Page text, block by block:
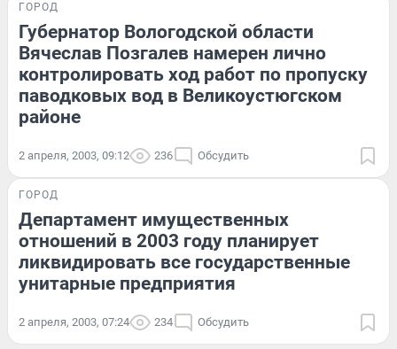
ГОРОД
Губернатор Вологодской области
Вячеслав Позгалев намерен лично
контролировать ход работ по пропуску
паводковых вод в Великоустюгском
районе
2 апреля, 2003, 09:12 236 Обсудить
ГОРОД
Департамент имущественных
отношений в 2003 году планирует
ликвидировать все государственные
унитарные предприятия
2 апреля, 2003, 07:24 234 Обсудить